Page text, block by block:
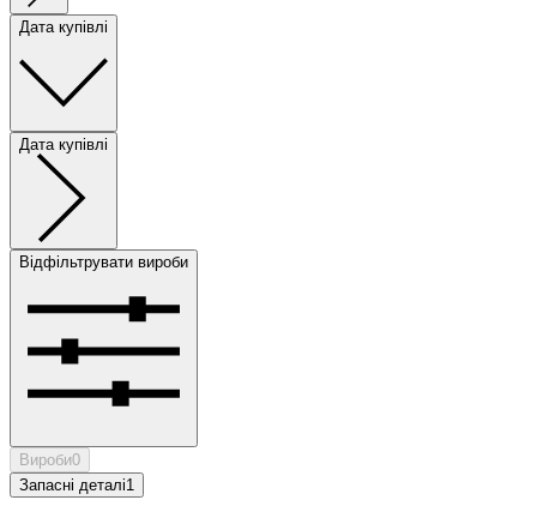
Дата купівлі
Дата купівлі
Відфільтрувати вироби
Вироби0
Запасні деталі1